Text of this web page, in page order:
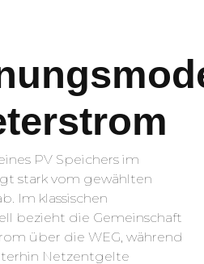
PV Speichers im
stark vom gewählten
Im klassischen
bezieht die Gemeinschaft
über die WEG, während
Netzentgelte